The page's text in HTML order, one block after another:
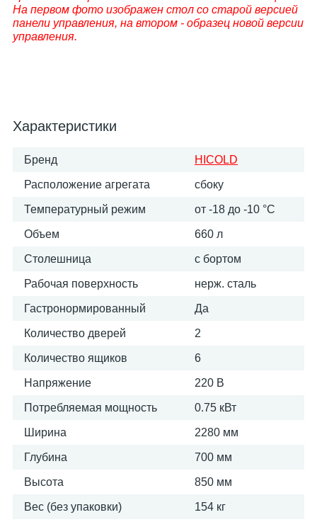
На первом фото изображен стол со старой версией
панели управления, на втором - образец новой версии
управления.
Характеристики
Бренд HICOLD
Расположение агрегата сбоку
Температурный режим от -18 до -10 °С
Объем 660 л
Столешница с бортом
Рабочая поверхность нерж. сталь
Гастронормированный Да
Количество дверей 2
Количество ящиков 6
Напряжение 220 В
Потребляемая мощность 0.75 кВт
Ширина 2280 мм
Глубина 700 мм
Высота 850 мм
Вес (без упаковки) 154 кг